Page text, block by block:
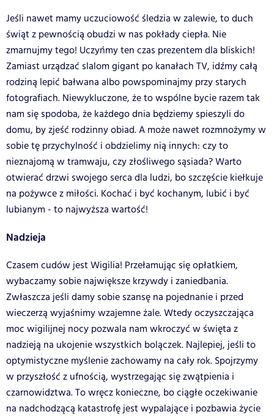
Jeśli nawet mamy uczuciowość śledzia w zalewie, to duch
świąt z pewnością obudzi w nas pokłady ciepła. Nie
zmarnujmy tego! Uczyńmy ten czas prezentem dla bliskich!
Zamiast urządzać slalom gigant po kanałach TV, idźmy całą
rodziną lepić bałwana albo powspominajmy przy starych
fotografiach. Niewykluczone, że to wspólne bycie razem tak
nam się spodoba, że każdego dnia będziemy spieszyli do
domu, by zjeść rodzinny obiad. A może nawet rozmnożymy w
sobie tę przychylność i obdzielimy nią innych: czy to
nieznajomą w tramwaju, czy złośliwego sąsiada? Warto
otwierać drzwi swojego serca dla ludzi, bo szczęście kiełkuje
na pożywce z miłości. Kochać i być kochanym, lubić i być
lubianym - to najwyższa wartość!
Nadzieja
Czasem cudów jest Wigilia! Przełamując się opłatkiem,
wybaczamy sobie największe krzywdy i zaniedbania.
Zwłaszcza jeśli damy sobie szansę na pojednanie i przed
wieczerzą wyjaśnimy wzajemne żale. Wtedy oczyszczająca
moc wigilijnej nocy pozwala nam wkroczyć w święta z
nadzieją na ukojenie wszystkich bolączek. Najlepiej, jeśli to
optymistyczne myślenie zachowamy na cały rok. Spojrzymy
w przyszłość z ufnością, wystrzegając się zwątpienia i
czarnowidztwa. To wręcz konieczne, bo ciągłe oczekiwanie
na nadchodzącą katastrofę jest wypalające i pozbawia życie